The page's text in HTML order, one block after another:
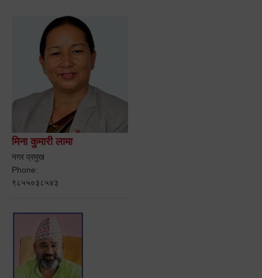
मिना कुमारी लामा
नगर प्रमुख
Phone:
९८५५०३८५४३